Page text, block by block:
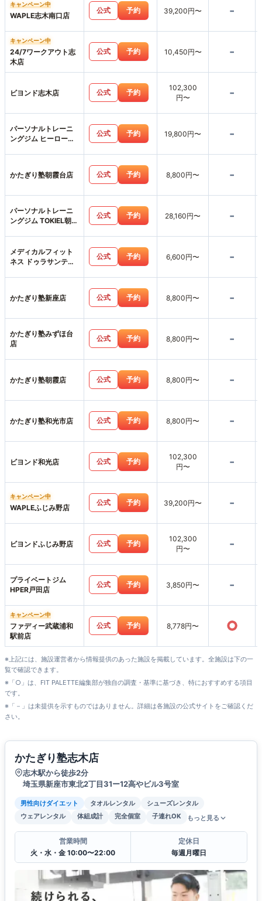
キャンペーン中
WAPLE志木南口店
公式 予約 39,200円〜 -
キャンペーン中
24/7ワークアウト志
木店
公式 予約 10,450円〜 -
ビヨンド志木店 公式 予約
102,300
円〜
-
パーソナルトレーニ
ングジム ヒーローズ
公式 予約 19,800円〜 -
かたぎり塾朝霞台店 公式 予約 8,800円〜 -
パーソナルトレーニ
ングジム TOKIEL朝霞
公式 予約 28,160円〜 -
メディカルフィット
ネス ドゥラサンテ本
公式 予約 6,600円〜 -
かたぎり塾新座店 公式 予約 8,800円〜 -
かたぎり塾みずほ台
店
公式 予約 8,800円〜 -
かたぎり塾朝霞店 公式 予約 8,800円〜 -
かたぎり塾和光市店 公式 予約 8,800円〜 -
ビヨンド和光店 公式 予約
102,300
円〜
-
キャンペーン中
WAPLEふじみ野店
公式 予約 39,200円〜 -
ビヨンドふじみ野店 公式 予約
102,300
円〜
-
プライベートジム
HPER戸田店
公式 予約 3,850円〜 -
キャンペーン中
ファディー武蔵浦和
駅前店
公式 予約 8,778円〜 ○
※上記には、施設運営者から情報提供のあった施設を掲載しています。全施設は下の一
覧で確認できます。
※「○」は、FIT PALETTE編集部が独自の調査・基準に基づき、特におすすめする項目
です。
※「－」は未提供を示すものではありません。詳細は各施設の公式サイトをご確認くだ
さい。
かたぎり塾志木店
志木駅から徒歩2分
埼玉県新座市東北2丁目31ー12高やビル3号室
男性向けダイエット タオルレンタル
シューズレンタル
ウェアレンタル
体組成計 完全個室 子連れOK もっと見る
営業時間
火・水・金 10:00〜22:00
定休日
毎週月曜日